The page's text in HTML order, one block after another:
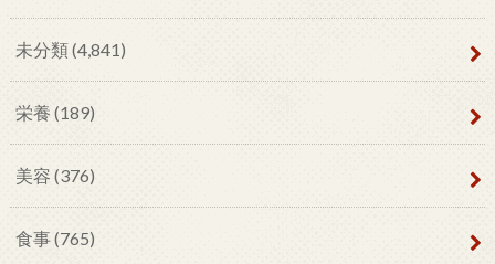
未分類(4,841)
栄養 (189)
美容 (376)
食事(765)